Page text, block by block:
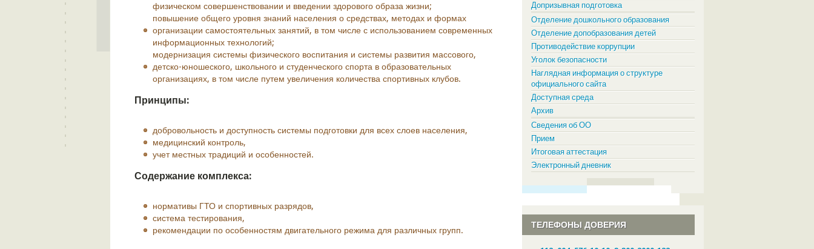
физическом совершенствовании и введении здорового образа жизни;
повышение общего уровня знаний населения о средствах, методах и формах
организации самостоятельных занятий, в том числе с использованием современных
информационных технологий;
модернизация системы физического воспитания и системы развития массового,
детско-юношеского, школьного и студенческого спорта в образовательных
организациях, в том числе путем увеличения количества спортивных клубов.
Принципы:
добровольность и доступность системы подготовки для всех слоев населения,
медицинский контроль,
учет местных традиций и особенностей.
Содержание комплекса:
нормативы ГТО и спортивных разрядов,
система тестирования,
рекомендации по особенностям двигательного режима для различных групп.
Допризывная подготовка
Отделение дошкольного образования
Отделение допобразования детей
Противодействие коррупции
Уголок безопасности
Наглядная информация о структуре
официального сайта
Доступная среда
Архив
Сведения об ОО
Прием
Итоговая аттестация
Электронный дневник
ТЕЛЕФОНЫ ДОВЕРИЯ